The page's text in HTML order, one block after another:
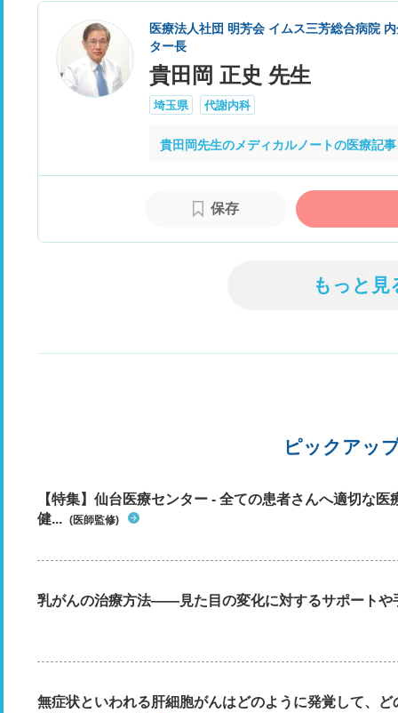
医療法人社団 明芳会 イムス三芳総合病院 内
ター長
貴田岡 正史 先生
埼玉県 代謝内科
貴田岡先生のメディカルノートの医療記
保存
もっと見
ピックアッ
【特集】仙台医療センター - 全ての患者さんへ適切な
健... (医師監修)
乳がんの治療方法――見た目の変化に対するサポートや
無症状といわれる肝細胞がんはどのように発覚して、